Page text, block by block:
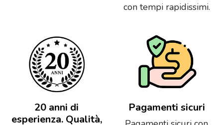
con tempi rapidissimi.
20 anni di
esperienza. Qualità,
Pagamenti sicuri